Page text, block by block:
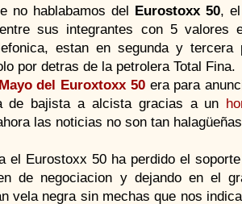
no hablabamos del Eurostoxx 50,
sus integrantes con 5 valores
estan en segunda y tercera
por detras de la petrolera Total Fina.
Mayo del Euroxtoxx 50era para
de bajista a alcista gracias a un
las noticias no son tan
el Eurostoxx 50 ha perdido el
de negociacion y dejando en el
vela negra sin mechas que nos